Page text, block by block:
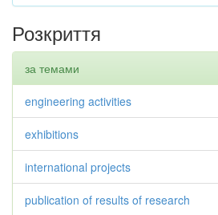
Розкриття
за темами
engineering activities
exhibitions
international projects
publication of results of research